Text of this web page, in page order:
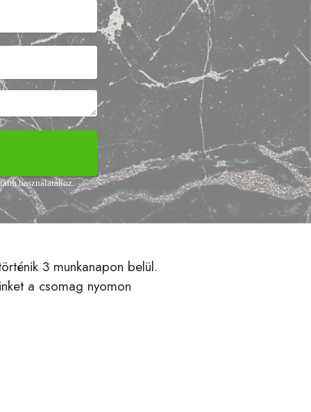
használatához.
3 munkanapon belül.
a csomag nyomon